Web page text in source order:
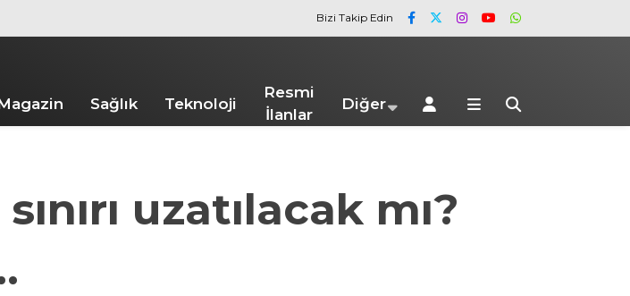
Bizi Takip Edin
Sağlık Teknoloji
Resmi
İlanlar
Diğer
uzatılacak mı?